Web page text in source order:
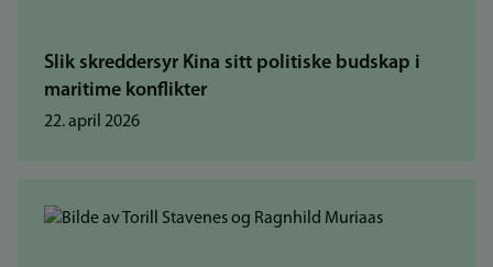
Slik skreddersyr Kina sitt politiske budskap i
maritime konflikter
22. april 2026